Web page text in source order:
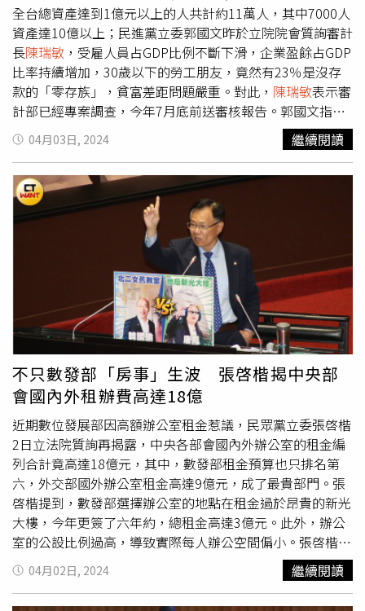
刺。
全台總資產達到1億元以上的人共計約11萬人，其中7000人
資產達10億以上；民進黨立委郭國文昨於立院院會質詢審計
長陳瑞敏 ，受雇人員占GDP比例不斷下滑，企業盈餘占GDP
比率持續增加，30歲以下的勞工朋友，竟然有23％是沒存
款的「零存族」，貧富差距問題嚴重。對此， 陳瑞敏表示審
計部已經專案調查，今年7月底前送審核報告。郭國文指
出，2021年度受雇者占GDP比例創10年新低，受雇者的報
酬從2011年占GDP45.77％，滑落到43.03％，企業盈餘占
比卻逐漸攀升，從2011年的31.82％，2021年攀升到
36.53％，這就是貧富差距的根本原因。郭國文提到，媒體
報導台灣億萬富豪有約11萬人，總持有財產高達32萬兆，
約有69％的年齡在55歲以上，反觀30歲以下勞工竟然有
23％是沒存款的「零存族」，還有46％青年人認為負債已
經對其造成經濟壓力。陳瑞敏 表示，審計部已經針對所得不
均、貧富不均開始做專案調查，會在7月底前提出審核報
告。郭國文強調，該報告最好是具體、可操作且有效可改善
的報告。勞動部勞動力發展署主任祕書陳世昌表示，為提升
青年薪資，2023年提出第二期「投資青年就業計畫」，透
過提供重點產業就業機會及訓練提升技能等方式，設定在
2026年要把應屆畢業生畢業1年後勞退提繳工資提升至4.2
萬元目標。至於有立委提案修正《中小企業發展條例》等提
供企業加薪減稅措施，他則說，勞動部會透過提升勞工素質
爭取較佳薪資。
04月03日, 2024 繼續閱讀
不只數發部「房事」生波 張啓楷揭中央部
會國內外租辦費高達18億
近期數位發展部因高額辦公室租金惹議，民眾黨立委張啓楷
2日立法院質詢再揭露，中央各部會國內外辦公室的租金編
列合計竟高達18億元，其中，數發部租金預算也只排名第
六，外交部國外辦公室租金高達9億元，成了最貴部門。張
啓楷提到，數發部選擇辦公室的地點在租金過於昂貴的新光
大樓，今年更簽了六年約，總租金高達3億元。此外，辦公
室的公設比例過高，導致實際每人辦公空間偏小。張啓楷進
一步指出，新光大樓的公設比高達42%，若把數位發展部自
己公布的裝潢金額，除以真正能使用的空間（裝潢價格÷實
際辦公空間坪數，約853.07坪，3450萬8367元÷853.07坪
04月02日, 2024 繼續閱讀